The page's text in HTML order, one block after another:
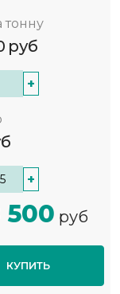
тонну
руб
+
+
500 руб
КУПИТЬ